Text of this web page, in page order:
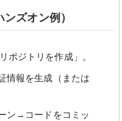
ズオン例）
ポジトリを作成」。
情報を生成（または
ン→コードをコミッ